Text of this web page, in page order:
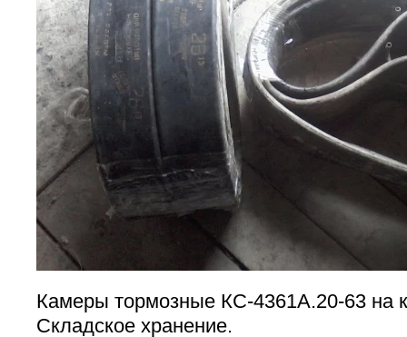
Камеры тормозные КС-4361А.20-63 на
Складское хранение.